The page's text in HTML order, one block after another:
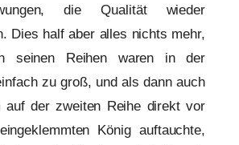
die Qualität wieder
Dies half aber alles nichts mehr,
seinen Reihen waren in der
zu groß, und als dann auch
auf der zweiten Reihe direkt vor
König auftauchte,